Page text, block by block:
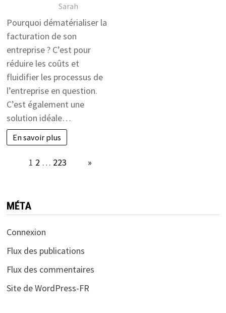
Sarah
Pourquoi dématérialiser la
facturation de son
entreprise ? C’est pour
réduire les coûts et
fluidifier les processus de
l’entreprise en question.
C’est également une
solution idéale…
En savoir plus
1 2 … 223 »
MÉTA
Connexion
Flux des publications
Flux des commentaires
Site de WordPress-FR